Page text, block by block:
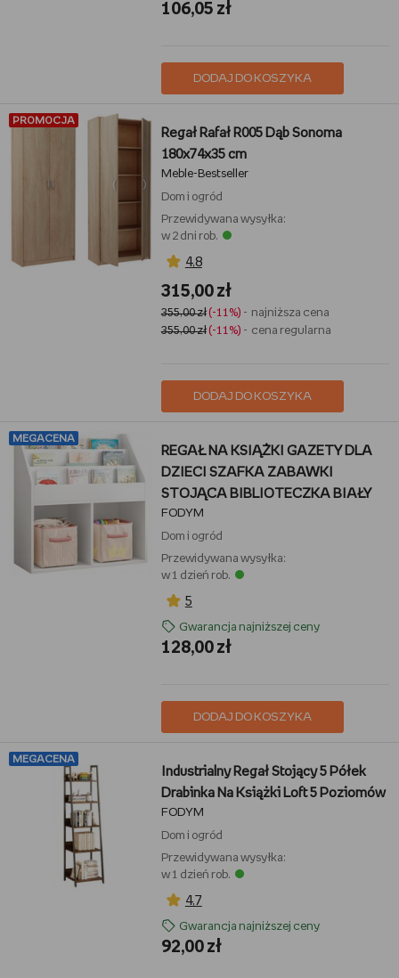
106,05 zł
DODAJ DO KOSZYKA
PROMOCJA
Regał Rafał R005 Dąb Sonoma
180x74x35 cm
Meble-Bestseller
Dom i ogród
Przewidywana wysyłka:
w 2 dni rob.
4,8
315,00 zł
355,00 zł(-11%) - najniższa cena
355,00 zł(-11%) - cena regularna
DODAJ DO KOSZYKA
MEGACENA
REGAŁ NA KSIĄŻKI GAZETY DLA
DZIECI SZAFKA ZABAWKI
STOJĄCA BIBLIOTECZKA BIAŁY
FODYM
Dom i ogród
Przewidywana wysyłka:
w 1 dzień rob.
5
Gwarancja najniższej ceny
128,00 zł
DODAJ DO KOSZYKA
MEGACENA
Industrialny Regał Stojący 5 Półek
Drabinka Na Książki Loft 5 Poziomów
FODYM
Dom i ogród
Przewidywana wysyłka:
w 1 dzień rob.
4,7
Gwarancja najniższej ceny
92,00 zł